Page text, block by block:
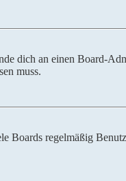
dich an einen Board-
muss.
Boards regelmäßig